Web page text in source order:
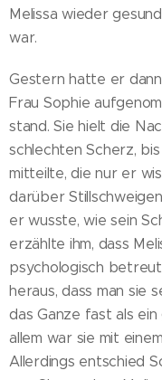
Melissa wieder
war.
Gestern hatte er
Frau Sophie
stand. Sie hielt die
schlechten Scherz,
mitteilte, die nur er
darüber
er wusste, wie sein
erzählte ihm, dass
psychologisch
heraus, dass man sie
das Ganze fast als
allem war sie mit
Allerdings entschied